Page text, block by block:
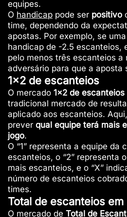
equipes.
O handicappode ser positivo
time, dependendo da
apostas. Por exemplo, se
handicap de -2.5 escanteios,
pelo menos três escanteios a
adversário para que a aposta
1×2 de escanteios
O mercado 1×2 de escanteios
tradicional mercado de
aplicado aos escanteios.
prever qual equipe terá mais
jogo.
O “1” representa a equipe da
escanteios, o “2” representa
mais escanteios, e o “X”
número de escanteios
times.
Total de escanteios em
O mercado de Total de